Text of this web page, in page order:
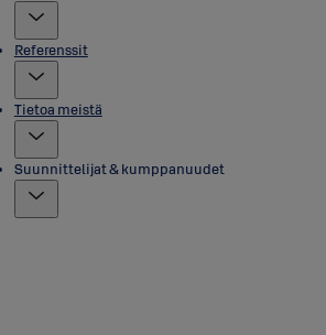
Referenssit
Tietoa meistä
Suunnittelijat & kumppanuudet